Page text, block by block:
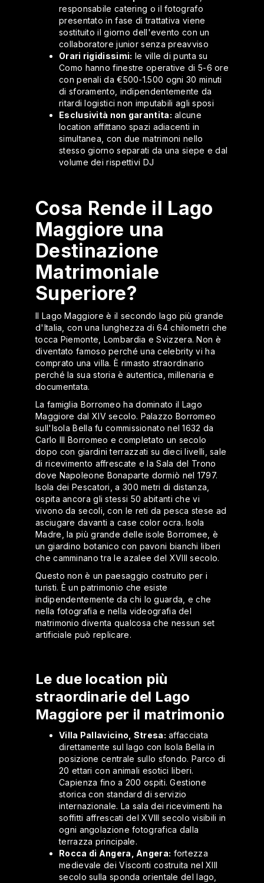
responsabile catering o il fotografo
presentato in fase di trattativa viene
sostituito il giorno dell'evento con un
collaboratore junior senza preavviso
Orari rigidissimi: le ville di punta su
Como hanno finestre operative di 5-6 ore
con penali da €500-1.500 ogni 30 minuti
di sforamento, indipendentemente da
ritardi logistici non imputabili agli sposi
Esclusività non garantita: alcune
location affittano spazi adiacenti in
simultanea, con due matrimoni nello
stesso giorno separati da una siepe e dal
volume dei rispettivi DJ
Cosa Rende il Lago
Maggiore una
Destinazione
Matrimoniale
Superiore?
Il Lago Maggiore è il secondo lago più grande
d'Italia, con una lunghezza di 64 chilometri che
tocca Piemonte, Lombardia e Svizzera. Non è
diventato famoso perché una celebrity vi ha
comprato una villa. È rimasto straordinario
perché la sua storia è autentica, millenaria e
documentata.
La famiglia Borromeo ha dominato il Lago
Maggiore dal XIV secolo. Palazzo Borromeo
sull'Isola Bella fu commissionato nel 1632 da
Carlo III Borromeo e completato un secolo
dopo con giardini terrazzati su dieci livelli, sale
di ricevimento affrescate e la Sala del Trono
dove Napoleone Bonaparte dormiò nel 1797.
Isola dei Pescatori, a 300 metri di distanza,
ospita ancora gli stessi 50 abitanti che vi
vivono da secoli, con le reti da pesca stese ad
asciugare davanti a case color ocra. Isola
Madre, la più grande delle isole Borromee, è
un giardino botanico con pavoni bianchi liberi
che camminano tra le azalee del XVIII secolo.
Questo non è un paesaggio costruito per i
turisti. È un patrimonio che esiste
indipendentemente da chi lo guarda, e che
nella fotografia e nella videografia del
matrimonio diventa qualcosa che nessun set
artificiale può replicare.
Le due location più
straordinarie del Lago
Maggiore per il matrimonio
Villa Pallavicino, Stresa: affacciata
direttamente sul lago con Isola Bella in
posizione centrale sullo sfondo. Parco di
20 ettari con animali esotici liberi.
Capienza fino a 200 ospiti. Gestione
storica con standard di servizio
internazionale. La sala dei ricevimenti ha
soffitti affrescati del XVIII secolo visibili in
ogni angolazione fotografica dalla
terrazza principale.
Rocca di Angera, Angera: fortezza
medievale dei Visconti costruita nel XIII
secolo sulla sponda orientale del lago,